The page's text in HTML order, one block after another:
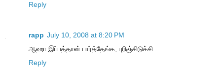
Reply
rapp July 10, 2008 at 8:20 PM
ஆஹா இப்பத்தான் பார்த்தேங்க, புரிஞ்சிடுச்சி
Reply